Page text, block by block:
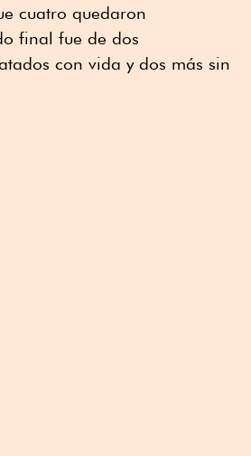
cuatro quedaron
final fue de dos
con vida y dos más sin